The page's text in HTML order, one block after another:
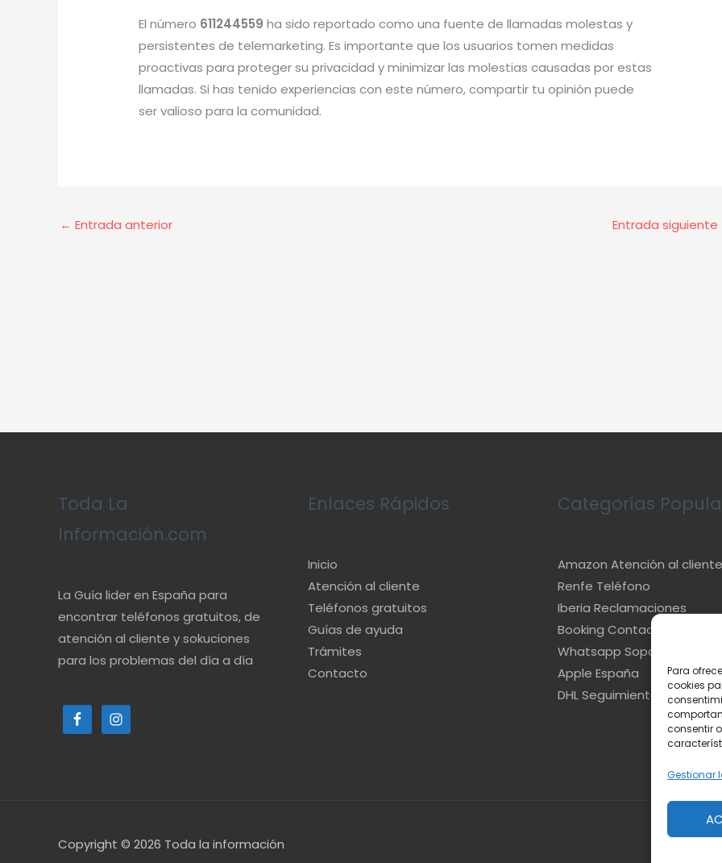
Para
cookies
consentir
Gestionar
El número 611244559 ha sido reportado como una fuente de llamadas molestas y
persistentes de telemarketing. Es importante que los usuarios tomen medidas
proactivas para proteger su privacidad y minimizar las molestias causadas por estas
llamadas. Si has tenido experiencias con este número, compartir tu opinión puede
ser valioso para la comunidad.
← Entrada anterior Entrada siguiente
Toda La
Información.com
La Guía lider en España para
encontrar teléfonos gratuitos, de
atención al cliente y sokuciones
para los problemas del día a día
Enlaces Rápidos
Inicio
Atención al cliente
Teléfonos gratuitos
Guías de ayuda
Trámites
Contacto
Categorías
Amazon Atención al cliente
Renfe Teléfono
Iberia Reclamaciones
Booking Contacto
Whatsapp Soporte
Apple España
DHL Seguimiento
Copyright © 2026 Toda la información